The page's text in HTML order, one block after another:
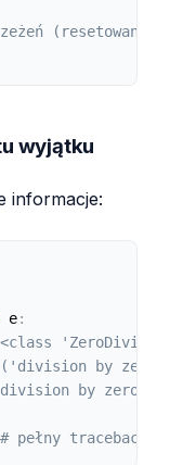
(resetowanie
wyjątku
informacje:
e:
by zero',)
by zero
# pełny traceback